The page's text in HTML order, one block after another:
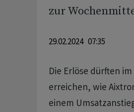
zur
29.02.2024 07:35
Die Erlöse dürften
erreichen, wie
einem